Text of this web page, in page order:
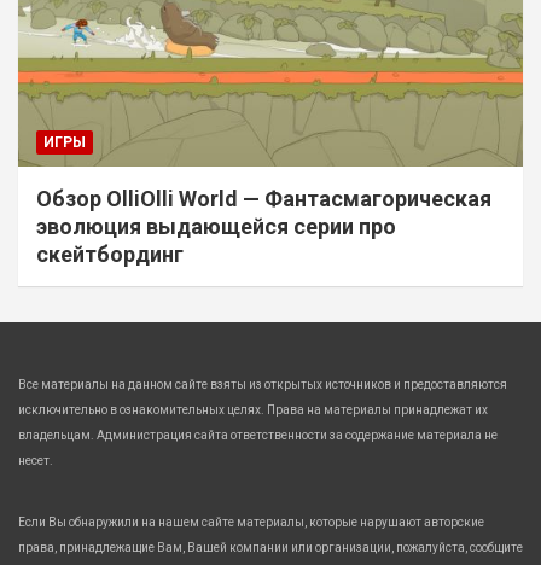
ИГРЫ
Обзор OlliOlli World — Фантасмагорическая
эволюция выдающейся серии про
скейтбординг
Все материалы на данном сайте взяты из открытых источников и предоставляются
исключительно в ознакомительных целях. Права на материалы принадлежат их
владельцам. Администрация сайта ответственности за содержание материала не
несет.
Если Вы обнаружили на нашем сайте материалы, которые нарушают авторские
права, принадлежащие Вам, Вашей компании или организации, пожалуйста, сообщите